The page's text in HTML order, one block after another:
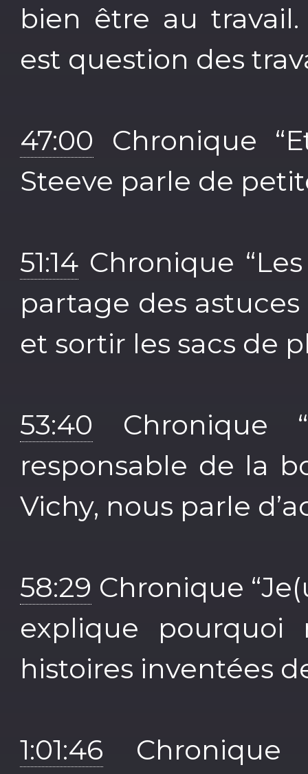
bien être au
est question des
47:00 Chronique
Steeve parle de
51:14 Chronique
partage des
et sortir les sacs de
53:40 Chronique
responsable de la
Vichy, nous parle
58:29 Chronique
explique pourquoi
histoires inventées
1:01:46